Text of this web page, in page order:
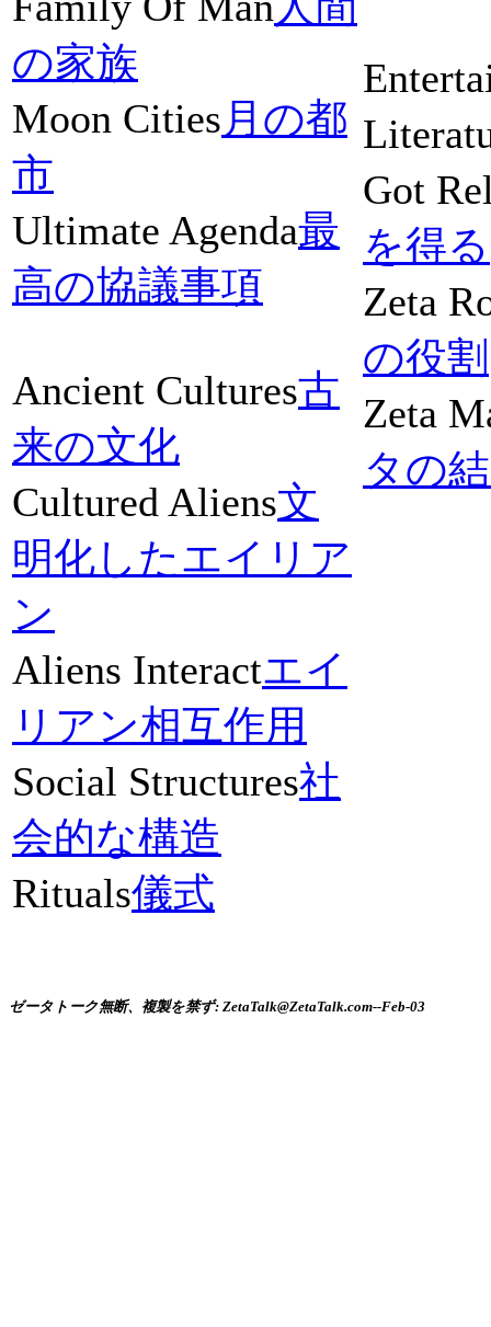
の家族
Moon Cities月の都
市
Ultimate Agenda最
高の協議事項
Ancient Cultures古
来の文化
Cultured Aliens文
明化したエイリア
ン
Aliens Interactエイ
リアン相互作用
Social Structures社
会的な構造
Rituals儀式
Got
を得る
Zeta
の役割
Zeta
タの
ゼータトーク無断、複製を禁ず: ZetaTalk@ZetaTalk.com--Feb-03